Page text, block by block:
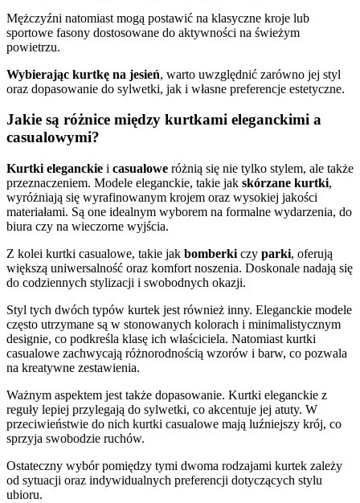
Mężczyźni natomiast mogą postawić na klasyczne kroje lub
sportowe fasony dostosowane do aktywności na świeżym
powietrzu.
Wybierając kurtkę na jesień, warto uwzględnić zarówno jej styl
oraz dopasowanie do sylwetki, jak i własne preferencje estetyczne.
Jakie są różnice między kurtkami eleganckimi a
casualowymi?
Kurtki eleganckie i casualowe różnią się nie tylko stylem, ale także
przeznaczeniem. Modele eleganckie, takie jak skórzane kurtki,
wyróżniają się wyrafinowanym krojem oraz wysokiej jakości
materiałami. Są one idealnym wyborem na formalne wydarzenia, do
biura czy na wieczorne wyjścia.
Z kolei kurtki casualowe, takie jak bomberki czy parki, oferują
większą uniwersalność oraz komfort noszenia. Doskonale nadają się
do codziennych stylizacji i swobodnych okazji.
Styl tych dwóch typów kurtek jest również inny. Eleganckie modele
często utrzymane są w stonowanych kolorach i minimalistycznym
designie, co podkreśla klasę ich właściciela. Natomiast kurtki
casualowe zachwycają różnorodnością wzorów i barw, co pozwala
na kreatywne zestawienia.
Ważnym aspektem jest także dopasowanie. Kurtki eleganckie z
reguły lepiej przylegają do sylwetki, co akcentuje jej atuty. W
przeciwieństwie do nich kurtki casualowe mają luźniejszy krój, co
sprzyja swobodzie ruchów.
Ostateczny wybór pomiędzy tymi dwoma rodzajami kurtek zależy
od sytuacji oraz indywidualnych preferencji dotyczących stylu
ubioru.